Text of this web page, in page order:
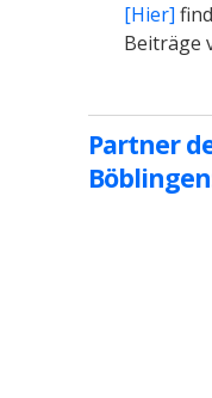
[Hier]
Beiträge
Partner